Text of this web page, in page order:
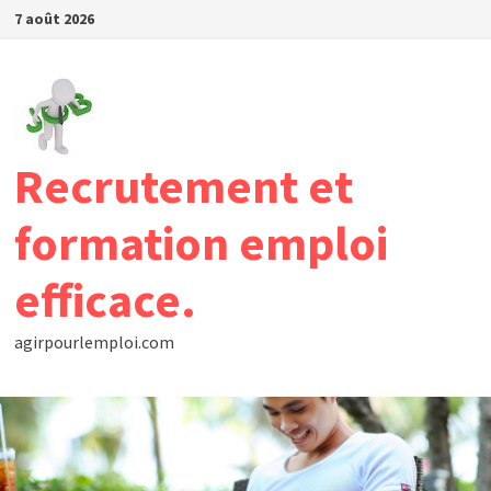
Passer
contenu
7 août 2026
Recrutement et
formation emploi
efficace.
agirpourlemploi.com